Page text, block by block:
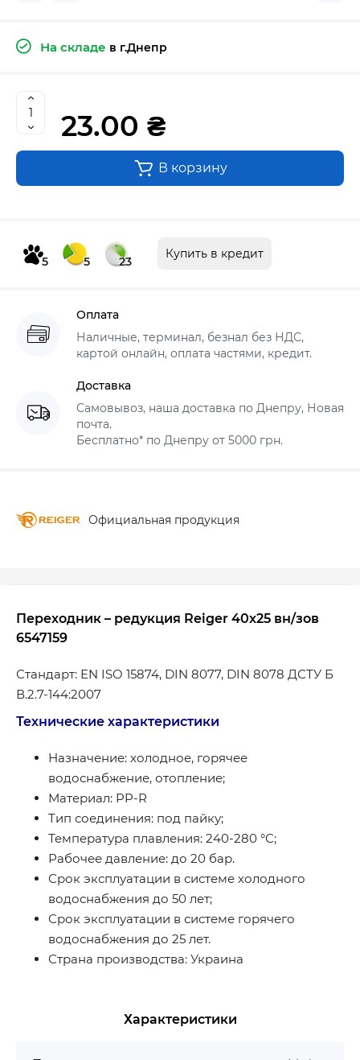
На складе в г.Днепр
23.00 ₴
В корзину
5 5 23
Купить в кредит
Оплата
Наличные, терминал, безнал без НДС,
картой онлайн, оплата частями, кредит.
Доставка
Самовывоз, наша доставка по Днепру, Новая
почта.
Бесплатно* по Днепру от 5000 грн.
Официальная продукция
Переходник – редукция Reiger 40х25 вн/зов
6547159
Стандарт: EN ISO 15874, DIN 8077, DIN 8078 ДСТУ Б
В.2.7-144:2007
Технические характеристики
Назначение: холодное, горячее
водоснабжение, отопление;
Материал: PP-R
Тип соединения: под пайку;
Температура плавления: 240-280 °C;
Рабочее давление: до 20 бар.
Срок эксплуатации в системе холодного
водоснабжения до 50 лет;
Срок эксплуатации в системе горячего
водоснабжения до 25 лет.
Страна производства: Украина
Характеристики